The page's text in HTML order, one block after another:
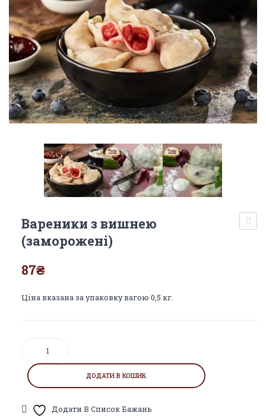
Вареники з вишнею
(заморожені)
87₴
Ціна вказана за упаковку вагою 0,5 кг.
вишнею
(заморожені)
кількість
ДОДАТИ В КОШИК
Додати В Список Бажань